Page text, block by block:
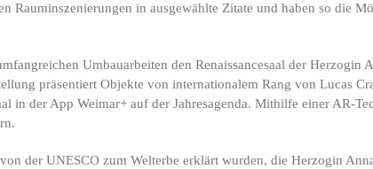
Rauminszenierungen in ausgewählte Zitate und haben so die
Umbauarbeiten den Renaissancesaal der Herzogin
präsentiert Objekte von internationalem Rang von Lucas
in der App Weimar+ auf der Jahresagenda. Mithilfe einer AR-
der UNESCO zum Welterbe erklärt wurden, die Herzogin